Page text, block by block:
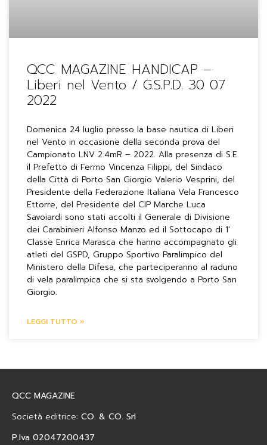
QCC MAGAZINE HANDICAP –
Liberi nel Vento / G.S.P.D. 30 07
2022
Domenica 24 luglio presso la base nautica di Liberi
nel Vento in occasione della seconda prova del
Campionato LNV 2.4mR – 2022. Alla presenza di S.E.
il Prefetto di Fermo Vincenza Filippi, del Sindaco
della Città di Porto San Giorgio Valerio Vesprini, del
Presidente della Federazione Italiana Vela Francesco
Ettorre, del Presidente del CIP Marche Luca
Savoiardi sono stati accolti il Generale di Divisione
dei Carabinieri Alfonso Manzo ed il Sottocapo di 1′
Classe Enrica Marasca che hanno accompagnato gli
atleti del GSPD, Gruppo Sportivo Paralimpico del
Ministero della Difesa, che parteciperanno al raduno
di vela paralimpica che si sta svolgendo a Porto San
Giorgio.
LEGGI TUTTO »
QCC MAGAZINE
Società editrice: CO. & CO. Srl
P.Iva 02047200437